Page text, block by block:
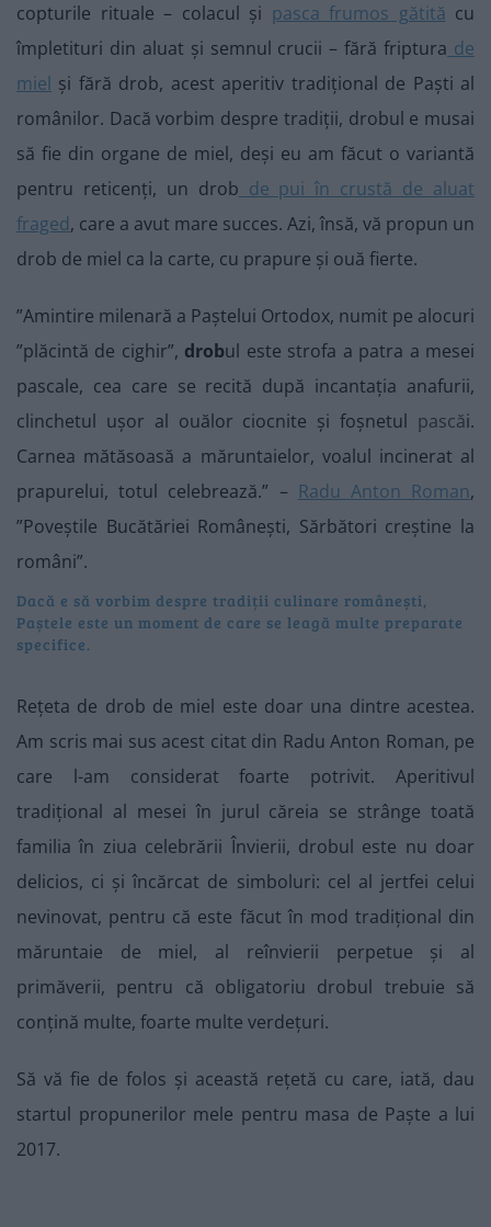
copturile rituale – colacul și pasca frumos gătită cu
împletituri din aluat și semnul crucii – fără friptura de
miel și fără drob, acest aperitiv tradițional de Paști al
românilor. Dacă vorbim despre tradiții, drobul e musai
să fie din organe de miel, deși eu am făcut o variantă
pentru reticenți, un drob de pui în crustă de aluat
fraged, care a avut mare succes. Azi, însă, vă propun un
drob de miel ca la carte, cu prapure și ouă fierte.
”Amintire milenară a Paștelui Ortodox, numit pe alocuri
”plăcintă de cighir”, drobul este strofa a patra a mesei
pascale, cea care se recită după incantația anafurii,
clinchetul ușor al ouălor ciocnite și foșnetul pascăi.
Carnea mătăsoasă a măruntaielor, voalul incinerat al
prapurelui, totul celebrează.” – Radu Anton Roman,
”Poveștile Bucătăriei Românești, Sărbători creștine la
români”.
Dacă e să vorbim despre tradiții culinare românești,
Paștele este un moment de care se leagă multe preparate
specifice.
Rețeta de drob de miel este doar una dintre acestea.
Am scris mai sus acest citat din Radu Anton Roman, pe
care l-am considerat foarte potrivit. Aperitivul
tradițional al mesei în jurul căreia se strânge toată
familia în ziua celebrării Învierii, drobul este nu doar
delicios, ci și încărcat de simboluri: cel al jertfei celui
nevinovat, pentru că este făcut în mod tradițional din
măruntaie de miel, al reînvierii perpetue și al
primăverii, pentru că obligatoriu drobul trebuie să
conțină multe, foarte multe verdețuri.
Să vă fie de folos și această rețetă cu care, iată, dau
startul propunerilor mele pentru masa de Paște a lui
2017.